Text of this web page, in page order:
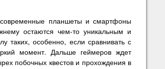
современные планшеты и смартфоны
остаются чем-то уникальным и
таких, особенно, если сравнивать с
момент. Дальше геймеров ждет
побочных квестов и прохождения в